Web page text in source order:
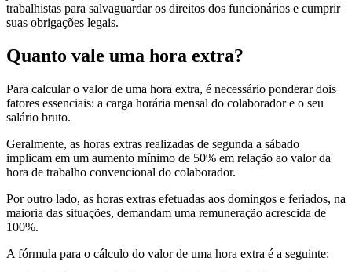
trabalhistas para salvaguardar os direitos dos funcionários e cumprir
suas obrigações legais.
Quanto vale uma hora extra?
Para calcular o valor de uma hora extra, é necessário ponderar dois
fatores essenciais: a carga horária mensal do colaborador e o seu
salário bruto.
Geralmente, as horas extras realizadas de segunda a sábado
implicam em um aumento mínimo de 50% em relação ao valor da
hora de trabalho convencional do colaborador.
Por outro lado, as horas extras efetuadas aos domingos e feriados, na
maioria das situações, demandam uma remuneração acrescida de
100%.
A fórmula para o cálculo do valor de uma hora extra é a seguinte: